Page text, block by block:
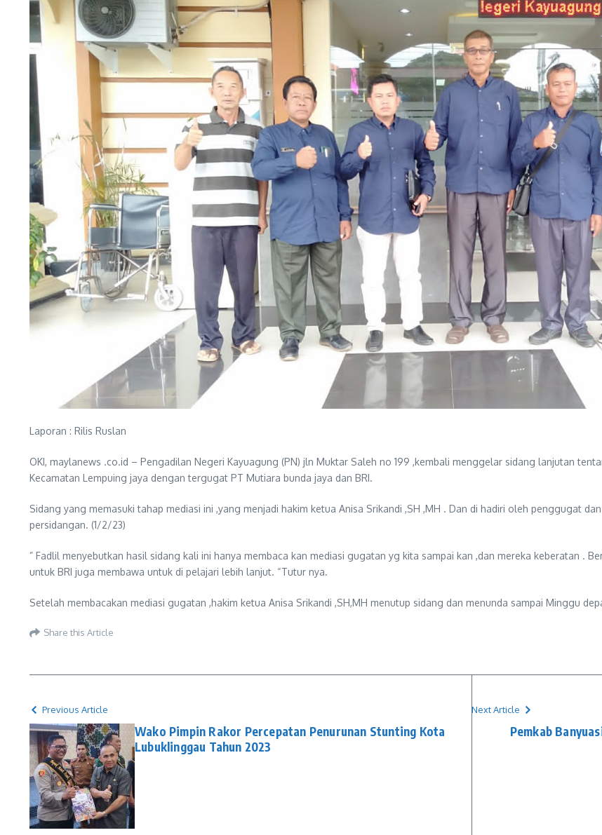
Laporan : Rilis Ruslan
OKI, maylanews .co.id – Pengadilan Negeri Kayuagung (PN) jln Muktar Saleh no 199 ,kembali menggelar sidang lanjutan
Kecamatan Lempuing jaya dengan tergugat PT Mutiara bunda jaya dan BRI.
Sidang yang memasuki tahap mediasi ini ,yang menjadi hakim ketua Anisa Srikandi ,SH ,MH . Dan di hadiri oleh penggugat
persidangan. (1/2/23)
” Fadlil menyebutkan hasil sidang kali ini hanya membaca kan mediasi gugatan yg kita sampai kan ,dan mereka keberatan .
untuk BRI juga membawa untuk di pelajari lebih lanjut. “Tutur nya.
Setelah membacakan mediasi gugatan ,hakim ketua Anisa Srikandi ,SH,MH menutup sidang dan menunda sampai Minggu
Share this Article
Previous Article
Wako Pimpin Rakor Percepatan Penurunan Stunting Kota
Lubuklinggau Tahun 2023
Next Article
Pemkab